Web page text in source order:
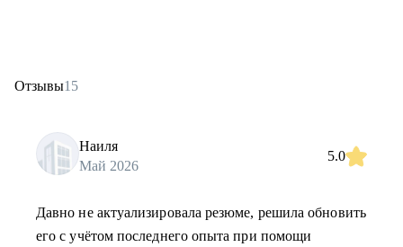
Отзывы15
Наиля
Май 2026
5.0
Давно не актуализировала резюме, решила обновить
его с учётом последнего опыта при помощи